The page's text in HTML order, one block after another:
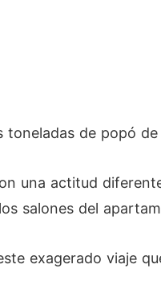
toneladas de popó de
una actitud
salones del
exagerado viaje